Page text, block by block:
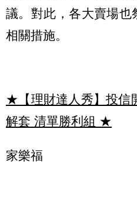
議。對此，各大賣場也
相關措施。
★【理財達人秀】投信
解套 清單勝利組 ★
家樂福